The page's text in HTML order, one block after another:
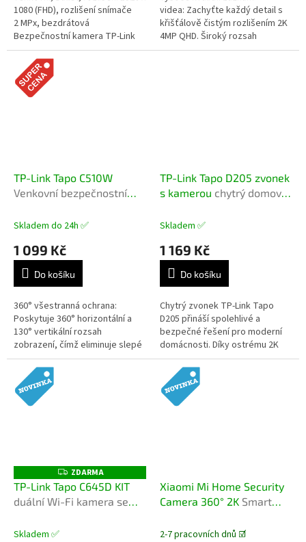
1080 (FHD), rozlišení snímače
2 MPx, bezdrátová
Bezpečnostní kamera TP-Link
Tapo C410 je navržena pro
venkovní použití a nabízí řadu...
videa: Zachyťte každý detail s
křišťálově čistým rozlišením 2K
4MP QHD. Široký rozsah
pohybu: Horizontální rozsah
TP-Link Tapo C510W
Venkovní bezpečnostní
horizontální/vertikální
Skladem do 24h ✅
1 099 Kč
Do košíku
360° všestranná ochrana:
Poskytuje 360° horizontální a
130° vertikální rozsah
zobrazení, čímž eliminuje slepé
úhly. Detekce osob: Chytrá AI
přesně rozpozná člověka a
okamžitě...
TP-Link Tapo D205 zvonek
s kamerou chytrý domovní
Skladem ✅
1 169 Kč
Do košíku
Chytrý zvonek TP-Link Tapo
D205 přináší spolehlivé a
bezpečné řešení pro moderní
domácnosti. Díky ostrému 2K
obrazu, širokému úhlu záběru
160° a AI...
Z
D
A
R
ZDARMA
TP-Link Tapo C645D KIT
duální Wi-Fi kamera se
Skladem ✅
Xiaomi Mi Home Security
Camera 360° 2K Smart
2-7 pracovních dnů ☑️